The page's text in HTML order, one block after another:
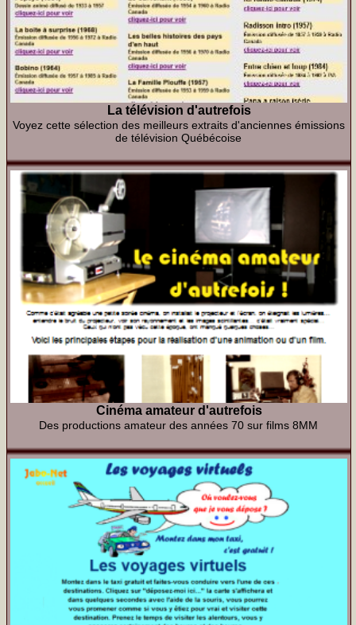
La télévision d'autrefois
Voyez cette sélection des meilleurs extraits d'anciennes émissions
de télévision Québécoise
Cinéma amateur d'autrefois
Des productions amateur des années 70 sur films 8MM